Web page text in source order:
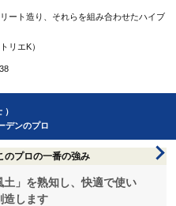
ート造り、それらを組み合わせたハイブ
リエK）
デンのプロ
のプロの一番の強み
土」を熟知し、快適で使い
造します